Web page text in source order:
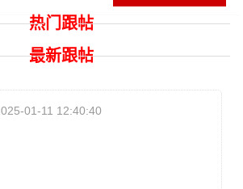
热门跟帖
最新跟帖
01-11 12:40:40